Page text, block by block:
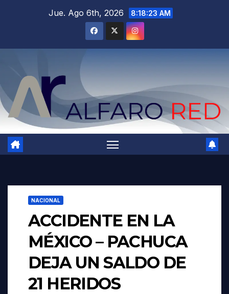
Jue. Ago 6th, 2026 8:18:24 AM
NACIONAL
ACCIDENTE EN LA
MÉXICO – PACHUCA
DEJA UN SALDO DE
21 HERIDOS